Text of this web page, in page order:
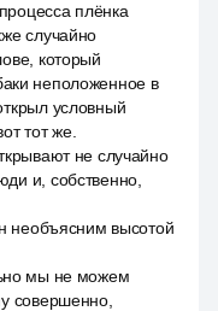
плёнка
случайно
который
неположенное в
условный
тот же.
не случайно
и, собственно,
необъясним высотой
мы не можем
совершенно,